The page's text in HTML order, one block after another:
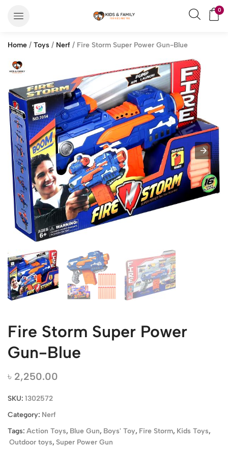
0
Home / Toys / Nerf / Fire Storm Super Power Gun-Blue
Fire Storm Super Power
Gun-Blue
৳ 2,250.00
SKU: 1302572
Category: Nerf
Tags: Action Toys, Blue Gun, Boys' Toy, Fire Storm, Kids Toys,
Outdoor toys, Super Power Gun